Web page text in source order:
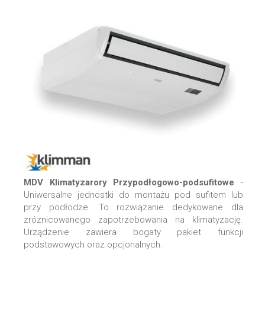
MDV Klimatyzarory Przypodłogowo-podsufitowe -
Uniwersalne jednostki do montażu pod sufitem lub
przy podłodze. To rozwiązanie dedykowane dla
zróznicowanego zapotrzebowania na klimatyzację.
Urządzenie zawiera bogaty pakiet funkcji
podstawowych oraz opcjonalnych.